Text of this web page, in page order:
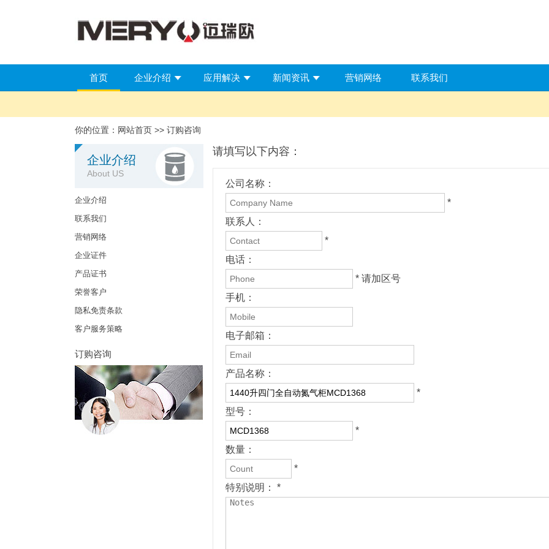
首页 企业介绍 应用解决 新闻资讯 营销网络 联系我们
你的位置： 网站首页 >> 订购咨询
企业介绍
About US
企业介绍
联系我们
营销网络
企业证件
产品证书
荣誉客户
隐私免责条款
客户服务策略
订购咨询
请填写以下内容：
公司名称：
*
联系人：
*
电话：
* 请加区号
手机：
电子邮箱：
产品名称：
*
型号：
*
数量：
*
特别说明： *